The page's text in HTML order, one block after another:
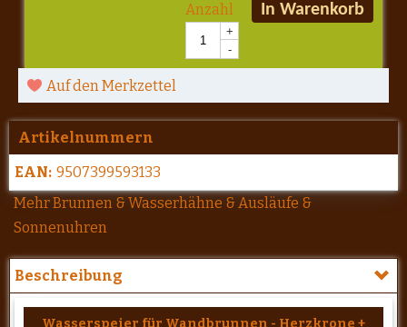
Anzahl
+
-
In Warenkorb
Auf den Merkzettel
Artikelnummern
EAN: 9507399593133
Mehr Brunnen & Wasserhähne & Ausläufe &
Sonnenuhren
Beschreibung
Wasserspeier für Wandbrunnen - Herzkrone +